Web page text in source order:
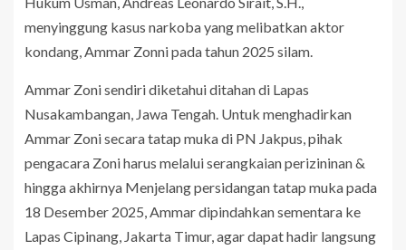
menyinggung kasus narkoba yang melibatkan aktor
kondang, Ammar Zonni pada tahun 2025 silam.
Ammar Zoni sendiri diketahui ditahan di Lapas
Nusakambangan, Jawa Tengah. Untuk menghadirkan
Ammar Zoni secara tatap muka di PN Jakpus, pihak
pengacara Zoni harus melalui serangkaian perizininan &
hingga akhirnya Menjelang persidangan tatap muka pada
18 Desember 2025, Ammar dipindahkan sementara ke
Lapas Cipinang, Jakarta Timur, agar dapat hadir langsung